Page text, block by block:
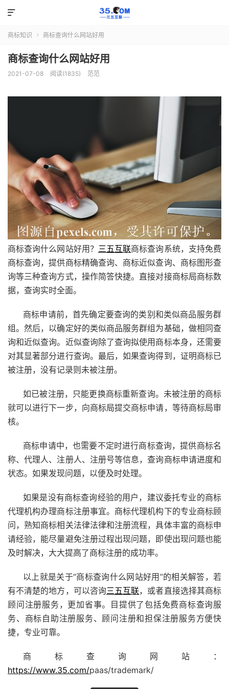

商标知识  商标查询什么网站好用
商标查询什么网站好用
2021-07-08 阅读(1835) 范范
商标查询什么网站好用？ 三五互联商标查询系统，支持免费
商标查询，提供商标精确查询、商标近似查询、商标图形查
询等三种查询方式，操作简答快捷。直接对接商标局商标数
据，查询实时全面。
商标申请前，首先确定要查询的类别和类似商品服务群
组。然后，以确定好的类似商品服务群组为基础，做相同查
询和近似查询。近似查询除了查询拟使用商标本身，还需要
对其显著部分进行查询。最后，如果查询得到，证明商标已
被注册，没有记录则未被注册。
如已被注册，只能更换商标重新查询。未被注册的商标
就可以进行下一步，向商标局提交商标申请，等待商标局审
核。
商标申请中，也需要不定时进行商标查询，提供商标名
称、代理人、注册人、注册号等信息，查询商标申请进度和
状态。如果发现问题，以便及时处理。
如果是没有商标查询经验的用户，建议委托专业的商标
代理机构办理商标注册事宜。商标代理机构下的专业商标顾
问，熟知商标相关法律法律和注册流程，具体丰富的商标申
请经验，能尽量避免注册过程出现问题，即使出现问题也能
及时解决，大大提高了商标注册的成功率。
以上就是关于“商标查询什么网站好用”的相关解答，若
有不清楚的地方，可以咨询三五互联，或者直接选择其商标
顾问注册服务，更加省事。目提供了包括免费商标查询服
务、商标自助注册服务、顾问注册和担保注册服务方便快
捷，专业可靠。
商标查询网站：
https://www.35.com/paas/trademark/